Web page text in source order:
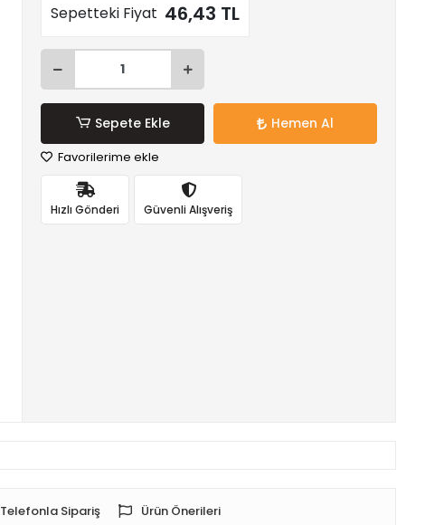
Sepetteki Fiyat 46,43 TL
Sepete Ekle Hemen Al
Favorilerime ekle
Hızlı Gönderi Güvenli Alışveriş
Telefonla Sipariş Ürün Önerileri